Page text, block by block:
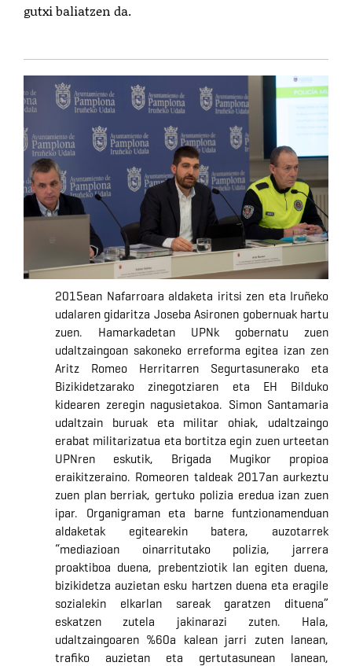
gutxi baliatzen da.
2015ean Nafarroara aldaketa iritsi zen eta Iruñeko
udalaren gidaritza Joseba Asironen gobernuak hartu
zuen. Hamarkadetan UPNk gobernatu zuen
udaltzaingoan sakoneko erreforma egitea izan zen
Aritz Romeo Herritarren Segurtasunerako eta
Bizikidetzarako zinegotziaren eta EH Bilduko
kidearen zeregin nagusietakoa. Simon Santamaria
udaltzain buruak eta militar ohiak, udaltzaingo
erabat militarizatua eta bortitza egin zuen urteetan
UPNren eskutik, Brigada Mugikor propioa
eraikitzeraino. Romeoren taldeak 2017an aurkeztu
zuen plan berriak, gertuko polizia eredua izan zuen
ipar. Organigraman eta barne funtzionamenduan
aldaketak egitearekin batera, auzotarrek
“mediazioan oinarritutako polizia, jarrera
proaktiboa duena, prebentziotik lan egiten duena,
bizikidetza auzietan esku hartzen duena eta eragile
sozialekin elkarlan sareak garatzen dituena”
eskatzen zutela jakinarazi zuten. Hala,
udaltzaingoaren %60a kalean jarri zuten lanean,
trafiko auzietan eta gertutasunean lanean,